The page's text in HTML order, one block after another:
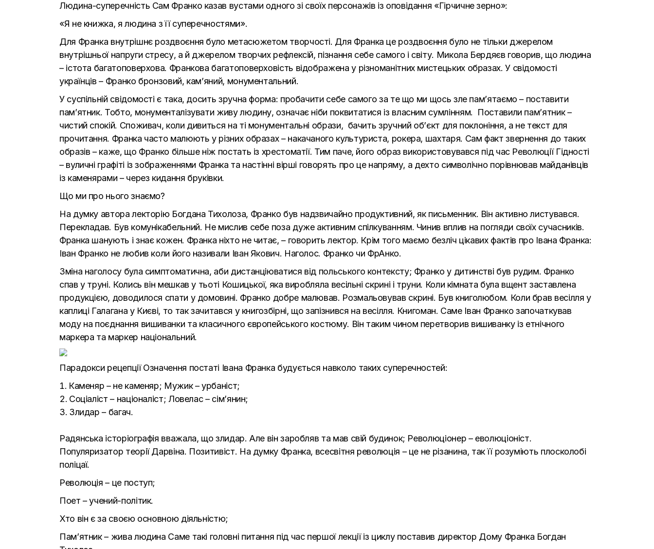
Людина-суперечність Сам Франко казав вустами одного зі своїх персонажів із оповідання «Гірчичне зерно»:
«Я не книжка, я людина з її суперечностями».
Для Франка внутрішнє роздвоєння було метасюжетом творчості. Для Франка це роздвоєння було не тільки джерелом
внутрішньої напруги стресу, а й джерелом творчих рефлексій, пізнання себе самого і світу. Микола Бердяєв говорив, що людина
– істота багатоповерхова. Франкова багатоповерховість відображена у різноманітних мистецьких образах. У свідомості
українців – Франко бронзовий, кам’яний, монументальний.
У суспільній свідомості є така, досить зручна форма: пробачити себе самого за те що ми щось зле пам’ятаємо – поставити
пам’ятник. Тобто, монументалізувати живу людину, означає ніби поквитатися із власним сумлінням. Поставили пам’ятник –
чистий спокій. Споживач, коли дивиться на ті монументальні образи, бачить зручний об’єкт для поклоніння, а не текст для
прочитання. Франка часто малюють у різних образах – накачаного культуриста, рокера, шахтаря. Сам факт звернення до таких
образів – каже, що Франко більше ніж постать із хрестоматії. Тим паче, його образ використовувався під час Революції Гідності
– вуличні графіті із зображеннями Франка та настінні вірші говорять про це напряму, а дехто символічно порівнював майданівців
із каменярами – через кидання бруківки.
Що ми про нього знаємо?
На думку автора лекторію Богдана Тихолоза, Франко був надзвичайно продуктивний, як письменник. Він активно листувався.
Перекладав. Був комунікабельний. Не мислив себе поза дуже активним спілкуванням. Чинив вплив на погляди своїх сучасників.
Франка шанують і знає кожен. Франка ніхто не читає, – говорить лектор. Крім того маємо безліч цікавих фактів про Івана Франка:
Іван Франко не любив коли його називали Іван Якович. Наголос. Франко чи ФрАнко.
Зміна наголосу була симптоматична, аби дистанціюватися від польського контексту; Франко у дитинстві був рудим. Франко
спав у труні. Колись він мешкав у тьоті Кошицької, яка виробляла весільні скрині і труни. Коли кімната була вщент заставлена
продукцією, доводилося спати у домовині. Франко добре малював. Розмальовував скрині. Був книголюбом. Коли брав весілля у
каплиці Галагана у Києві, то так зачитався у книгозбірні, що запізнився на весілля. Книгоман. Саме Іван Франко започаткував
моду на поєднання вишиванки та класичного європейського костюму. Він таким чином перетворив вишиванку із етнічного
маркера та маркер національний.
Парадокси рецепції Означення постаті Івана Франка будується навколо таких суперечностей:
Каменяр – не каменяр; Мужик – урбаніст;
Соціаліст – націоналіст; Ловелас – сім’янин;
Злидар – багач.
Радянська історіографія вважала, що злидар. Але він заробляв та мав свій будинок; Революціонер – еволюціоніст.
Популяризатор теорії Дарвіна. Позитивіст. На думку Франка, всесвітня революція – це не різанина, так її розуміють плосколобі
поліцаї.
Революція – це поступ;
Поет – учений-політик.
Хто він є за своєю основною діяльністю;
Пам’ятник – жива людина Саме такі головні питання під час першої лекції із циклу поставив директор Дому Франка Богдан